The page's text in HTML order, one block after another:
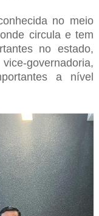
no meio
circula e tem
no estado,
governadoria,
a nível